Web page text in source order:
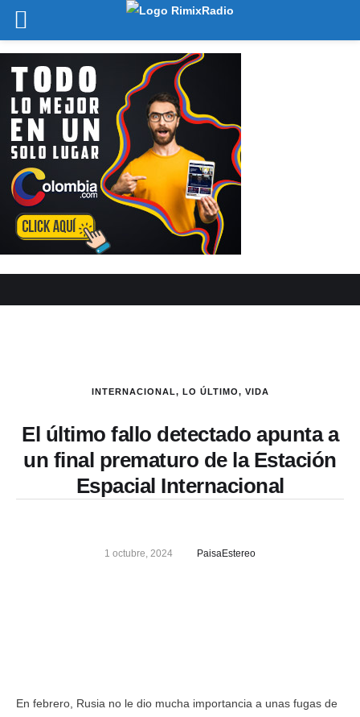
INTERNACIONAL, LO ÚLTIMO, VIDA
El último fallo detectado apunta a
un final prematuro de la Estación
Espacial Internacional
1 octubre, 2024 PaisaEstereo
En febrero, Rusia no le dio mucha importancia a unas fugas de